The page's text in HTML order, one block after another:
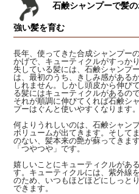
石鹸シャンプーで髪
強い髪を育む
長年、使ってきた合成シャンプー
かげで、キューティクルがすっか
失している髪には、石鹸シャンプー
は、最初のうち、きしみ感がある
しれません。しかし頭皮から伸び
る髪にはキューティクルがあるので
それが順調に伸びてくれば石鹸シ
プーはぐんと使いやすくなります。
何よりうれしいのは、石鹸シャン
ボリュームが出てきます。そして
のない、髪本来の艶が蘇ってきま
「つやつや」です。
嬉しいことにキューティクルがあ
す。キューティクルには、紫外線
のため、いつもほどほどにしっと
できます。